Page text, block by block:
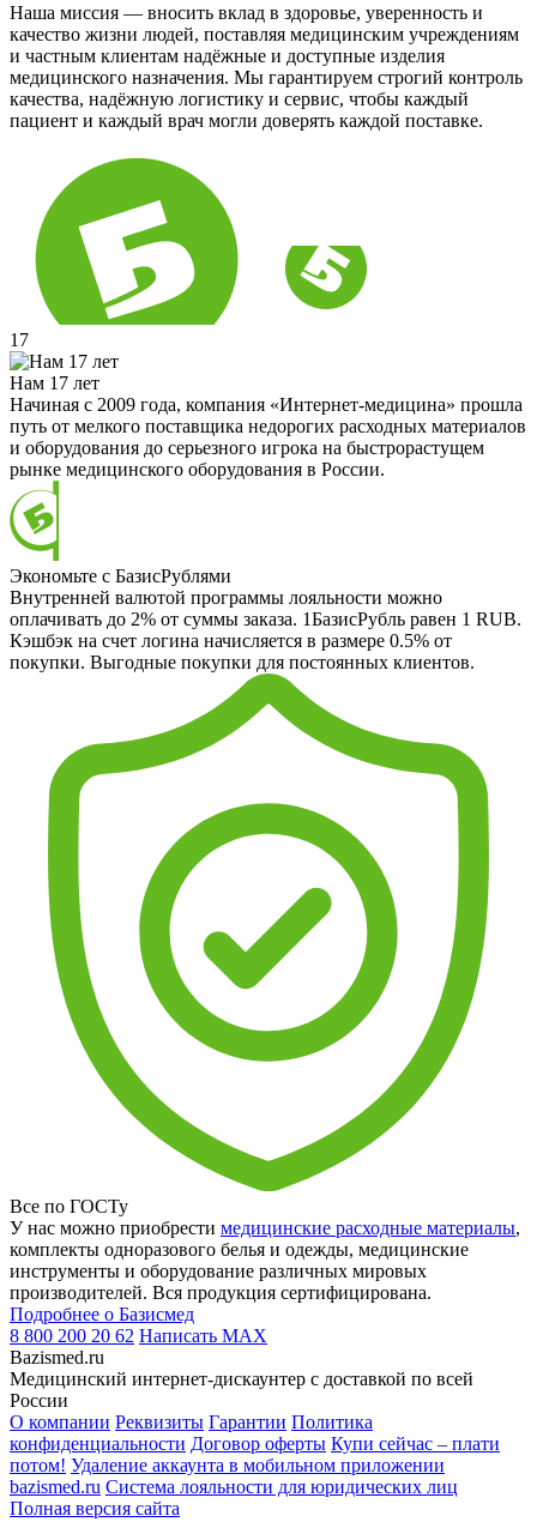
Наша миссия — вносить вклад в здоровье, уверенность и
качество жизни людей, поставляя медицинским учреждениям
и частным клиентам надёжные и доступные изделия
медицинского назначения. Мы гарантируем строгий контроль
качества, надёжную логистику и сервис, чтобы каждый
пациент и каждый врач могли доверять каждой поставке.
17
Нам 17 лет
Начиная с 2009 года, компания «Интернет-медицина» прошла
путь от мелкого поставщика недорогих расходных материалов
и оборудования до серьезного игрока на быстрорастущем
рынке медицинского оборудования в России.
Экономьте с БазисРублями
Внутренней валютой программы лояльности можно
оплачивать до 2% от суммы заказа. 1БазисРубль равен 1 RUB.
Кэшбэк на счет логина начисляется в размере 0.5% от
покупки. Выгодные покупки для постоянных клиентов.
Все по ГОСТу
У нас можно приобрести медицинские расходные материалы,
комплекты одноразового белья и одежды, медицинские
инструменты и оборудование различных мировых
производителей. Вся продукция сертифицирована.
Подробнее о Базисмед
8 800 200 20 62 Написать MAX
Bazismed.ru
Медицинский интернет-дискаунтер с доставкой по всей
России
О компании Реквизиты Гарантии Политика
конфиденциальности Договор оферты Купи сейчас – плати
потом! Удаление аккаунта в мобильном приложении
bazismed.ru Система лояльности для юридических лиц
Полная версия сайта